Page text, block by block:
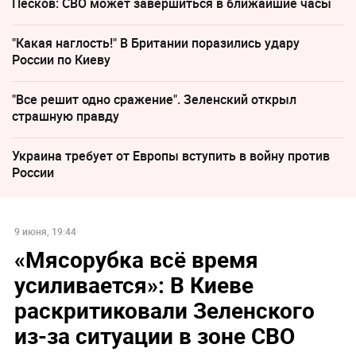
"Какая наглость!" В Британии поразились удару
России по Киеву
"Все решит одно сражение". Зеленский открыл
страшную правду
Украина требует от Европы вступить в войну против
России
9 июня, 19:44
«Мясорубка всё время
усиливается»: В Киеве
раскритиковали Зеленского
из-за ситуации в зоне СВО